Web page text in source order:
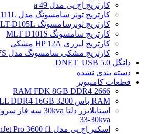
کارتریج اچ پی مدل 49 a
کارتریج تونر سامسونگ مدل Samsung MLT-D111L
کارتریج تونرسامسونگ Samsung MLT-D105L
کارتریج سامسونگ MLT D101S
کارتریج لیزری HP 12A مشکی
کارتریج مشکی سامسونگ مدل MLT-D117S
دانگل DNET_USB 5.0
دسته بندی نشده
قطعات کامپیوتر
RAM FDK 8GB DDR4 2666
RAM باس 3200 GSKILL DDR4 16GB
33-30kva
اسکنر اچ پی مدل ScanJet Pro 3600 f1